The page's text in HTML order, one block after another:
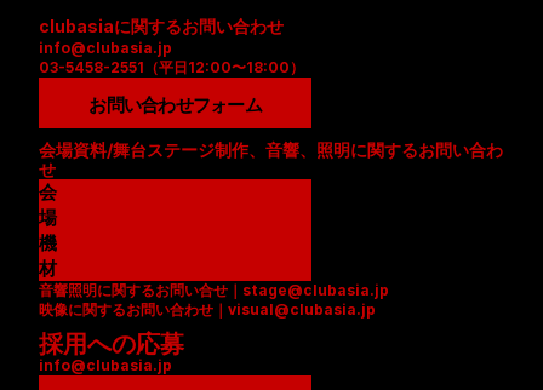
clubasiaに関するお問い合わせ
info@clubasia.jp
03-5458-2551（平日12:00〜18:00）
お問い合わせフォーム
会場資料/舞台ステージ制作、音響、照明に関するお問い合わ
せ
会
場
資
料
(
P
D
F
機
材
リ
ス
ト
(
音響照明に関するお問い合せ｜stage@clubasia.jp
映像に関するお問い合わせ｜visual@clubasia.jp
採用への応募
info@clubasia.jp